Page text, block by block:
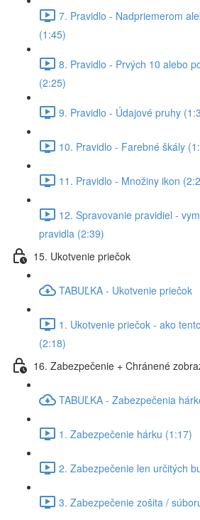
7. Pravidlo - Nadpriemerom
(1:45)
8. Pravidlo - Prvých 10 alebo
(2:25)
9. Pravidlo - Údajové pruhy
10. Pravidlo - Farebné škály
11. Pravidlo - Množiny ikon
12. Spravovanie pravidiel -
pravidla (2:39)
15. Ukotvenie priečok
TABUĽKA - Ukotvenie priečok
1. Ukotvenie priečok - ako
(2:18)
16. Zabezpečenie + Chránené
TABUĽKA - Zabezpečenia
1. Zabezpečenie hárku (1:17)
2. Zabezpečenie len určitých
3. Zabezpečenie zošita /